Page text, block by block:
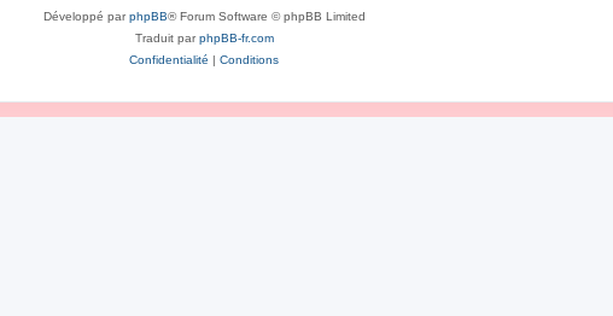
Développé parphpBB® Forum Software © phpBB Limited
Traduit parphpBB-fr.com
Confidentialité | Conditions